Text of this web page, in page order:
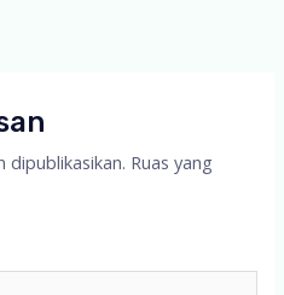
dipublikasikan. Ruas yang